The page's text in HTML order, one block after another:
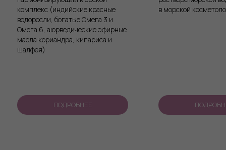
красные
богатые Омега 3 и
эфирные
кипариса и
ПОДРОБНЕЕ
в морской косметологии.
ПОДРОБНЕЕ